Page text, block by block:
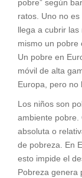
pobre” según
ratos. Uno no
llega a cubrir
mismo un pobre
Un pobre en
móvil de alta
Europa, pero no
Los niños son
ambiente pobre.
absoluta o
de pobreza. En
esto impide el
Pobreza genera